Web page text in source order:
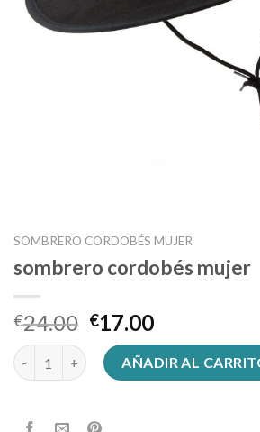
SOMBRERO CORDOBÉS MUJER
sombrero cordobés mujer
€24.00 €17.00
sombrero cordobés mujer cantidad
AÑADIR AL